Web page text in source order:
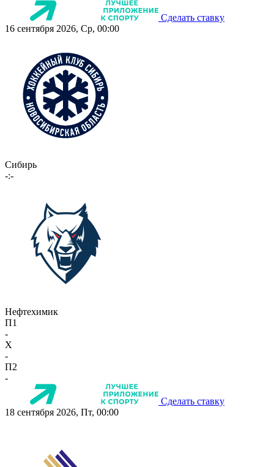
Сделать ставку
16 сентября 2026, Ср, 00:00
Сибирь
-:-
Нефтехимик
П1
-
X
-
П2
-
Сделать ставку
18 сентября 2026, Пт, 00:00